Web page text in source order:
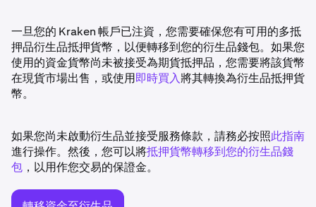
一旦您的 Kraken 帳戶已注資，您需要確保您有可用的多抵
押品衍生品抵押貨幣，以便轉移到您的衍生品錢包。如果您
使用的資金貨幣尚未被接受為期貨抵押品，您需要將該貨幣
在現貨市場出售，或使用即時買入將其轉換為衍生品抵押貨
幣。
如果您尚未啟動衍生品並接受服務條款，請務必按照此指南
進行操作。然後，您可以將抵押貨幣轉移到您的衍生品錢
包 ，以用作您交易的保證金。